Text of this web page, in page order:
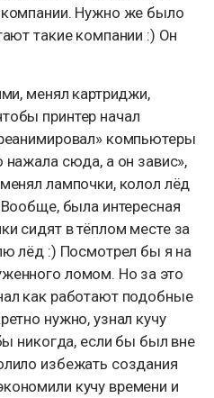
компании. Нужно же было
такие компании :) Он
менял картриджи,
принтер начал
компьютеры
нажала сюда, а он завис»,
лампочки, колол лёд
была интересная
сидят в тёплом месте за
лёд :) Посмотрел бы я на
ломом. Но за это
как работают подобные
нужно, узнал кучу
никогда, если бы был вне
избежать создания
кучу времени и